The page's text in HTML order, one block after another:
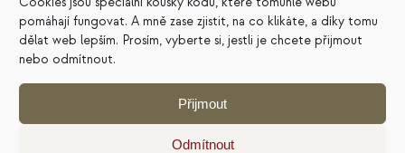
pomáhají fungovat. A mně zase zjistit, na co klikáte, a díky tomu
dělat web lepším. Prosím, vyberte si, jestli je chcete přijmout
nebo odmítnout.
Přijmout
Odmítnout
Výhodné
Hodnocení
5.00z 5
cena
byla:
cena
je:
Balíček všech čtyř aktuálně
dostupných e-knih Madly Čevelové za
zvýhodněnou cenu. Obdržíte je ve
dvou formátech. Pdf se hodí pro čtení